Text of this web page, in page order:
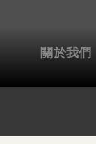
關於我們